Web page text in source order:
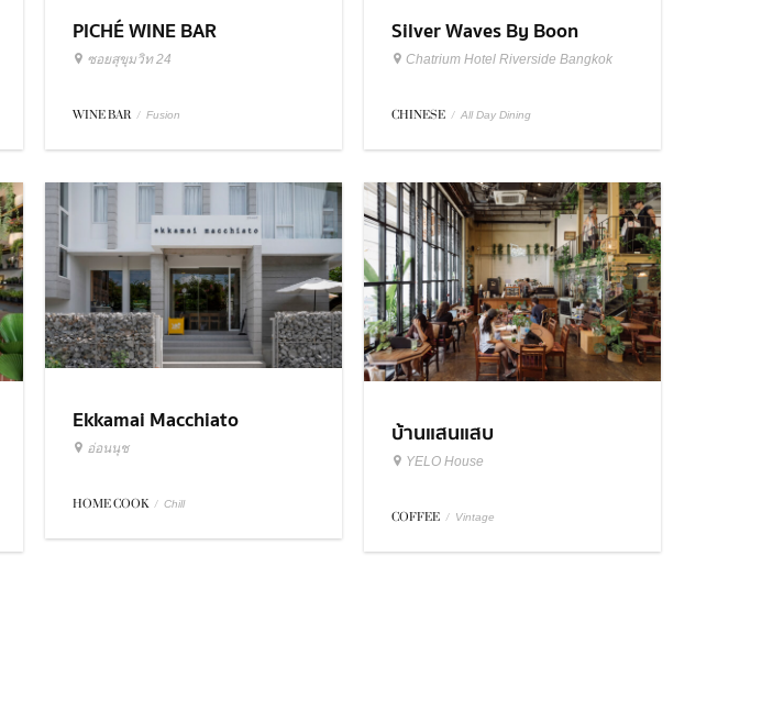
PICHÉ WINE BAR
ซอยสุขุมวิท 24
WINE BAR / Fusion
Silver Waves By Boon
Chatrium Hotel Riverside Bangkok
CHINESE / All Day Dining
Ekkamai Macchiato
อ่อนนุช
HOME COOK / Chill
บ้านแสนแสบ
YELO House
COFFEE / Vintage